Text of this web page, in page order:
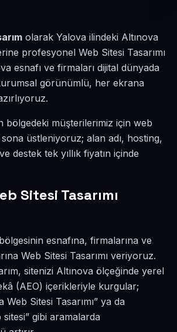
olarak Yalova ilindeki Altınova
profesyonel Web Sitesi Tasarımı
esnafı ve firmaları dijital dünyada
görünümlü, her ekrana
bölgedeki müşterilerimiz için web
üstleniyoruz; alan adı, hosting,
destek tek yıllık fiyatın içinde
Sitesi Tasarımı
esnafına, firmalarına ve
Web Sitesi Tasarımı veriyoruz.
sitenizi Altınova ölçeğinde yerel
(AEO) içerikleriyle kurgular;
Web Sitesi Tasarımı” ya da
sitesi” gibi aramalarda